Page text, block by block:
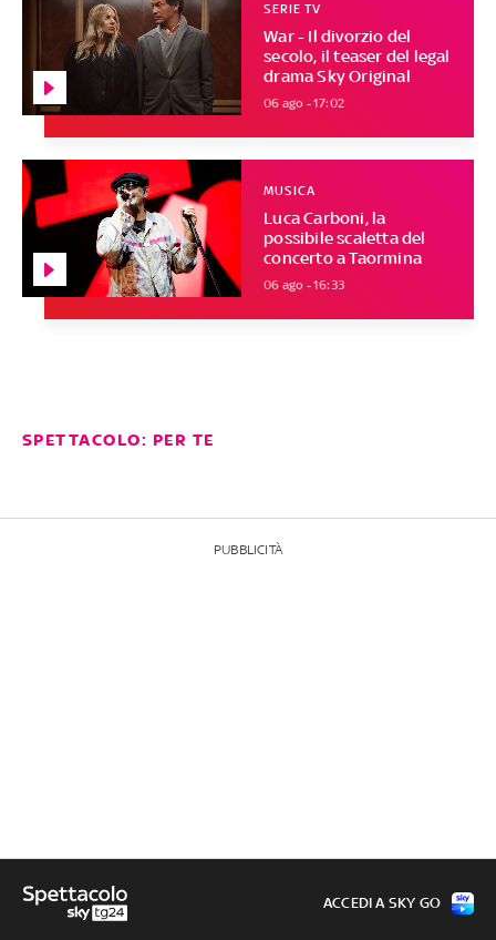
War - Il divorzio del
secolo, il teaser del legal
drama Sky Original
SERIE TV
06 ago - 17:02
Luca Carboni, la
possibile scaletta del
concerto a Taormina
MUSICA
06 ago - 16:33
SPETTACOLO: PER TE
PUBBLICITÀ
ACCEDI A SKY GO